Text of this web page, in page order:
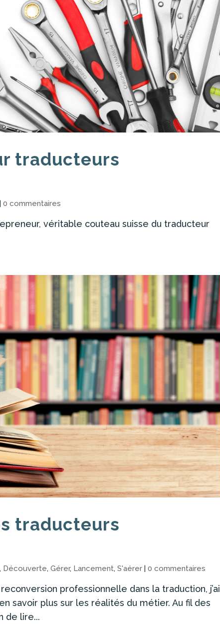
traducteurs
|0 commentaires
véritable couteau suisse du traducteur
traducteurs
, Découverte,Gérer, Lancement,S'aérer |0 commentaires
professionnelle dans la traduction, j’ai
savoir plus sur les réalités du métier. Au fil des
de lire...